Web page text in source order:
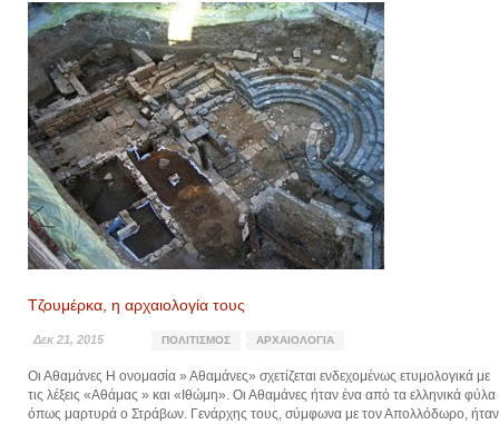
Τζουμέρκα, η αρχαιολογία τους
Δεκ 21, 2015 ΠΟΛΙΤΙΣΜΌΣ ΑΡΧΑΙΟΛΟΓΊΑ
Οι Αθαμάνες Η ονομασία » Αθαμάνες» σχετίζεται ενδεχομένως ετυμολογικά με
τις λέξεις «Αθάμας » και «Ιθώμη». Οι Αθαμάνες ήταν ένα από τα ελληνικά φύλα
όπως μαρτυρά ο Στράβων. Γενάρχης τους, σύμφωνα με τον Απολλόδωρο, ήταν